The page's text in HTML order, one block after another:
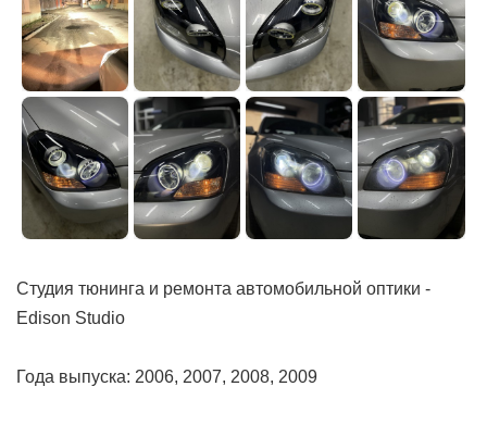
Студия тюнинга и ремонта автомобильной оптики -
Edison Studio
Года выпуска: 2006, 2007, 2008, 2009